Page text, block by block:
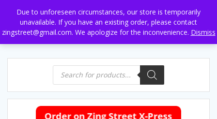
Due to unforeseen circumstances, our store is temporarily
unavailable. If you have an existing order, please contact
zingstreet@gmail.com. We apologize for the inconvenience. Dismiss
to
content
Products
search